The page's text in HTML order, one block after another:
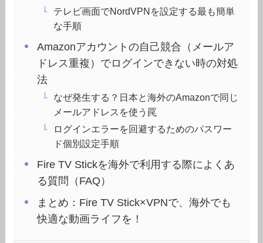
テレビ画面でNordVPNを設定する最も簡単
な手順
Amazonアカウントの自己競合（メールア
ドレス重複）でログインできない時の対処
法
なぜ発生する？日本と海外のAmazonで同じ
メールアドレスを使う罠
ログインエラーを回避するためのパスワー
ド個別設定手順
Fire TV Stickを海外で利用する際によくあ
る質問（FAQ）
まとめ：Fire TV Stick×VPNで、海外でも
快適な動画ライフを！